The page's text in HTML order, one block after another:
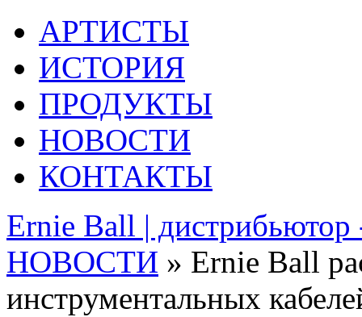
АРТИСТЫ
ИСТОРИЯ
ПРОДУКТЫ
НОВОСТИ
КОНТАКТЫ
Ernie Ball | дистрибьютор
НОВОСТИ » Ernie Ball
инструментальных